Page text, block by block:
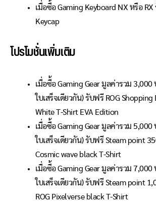
เมื่อซื้อ Gaming Keyboard NX หรือ RX
Keycap
โปรโมชั่นเพิ่มเติม
เมื่อซื้อ Gaming Gear มูลค่ารวม
ใบเสร็จเดียวกัน) รับฟรี ROG Shopping
White T-Shirt EVA Edition
เมื่อซื้อ Gaming Gear มูลค่ารวม
ใบเสร็จเดียวกัน) รับฟรี Steam point
Cosmic wave black T-Shirt
เมื่อซื้อ Gaming Gear มูลค่ารวม
ใบเสร็จเดียวกัน) รับฟรี Steam point
ROG Pixelverse black T-Shirt